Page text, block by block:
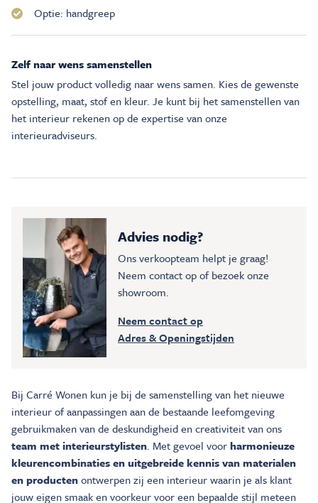
Optie: handgreep
Zelf naar wens samenstellen
Stel jouw product volledig naar wens samen. Kies de gewenste
opstelling, maat, stof en kleur. Je kunt bij het samenstellen van
het interieur rekenen op de expertise van onze
interieuradviseurs.
Advies nodig?
Ons verkoopteam helpt je graag!
Neem contact op of bezoek onze
showroom.
Neem contact op
Adres & Openingstijden
Bij Carré Wonen kun je bij de samenstelling van het nieuwe
interieur of aanpassingen aan de bestaande leefomgeving
gebruikmaken van de deskundigheid en creativiteit van ons
team met interieurstylisten. Met gevoel voorharmonieuze
kleurencombinaties en uitgebreide kennis van materialen
en productenontwerpen zij een interieur waarin je als klant
jouw eigen smaak en voorkeur voor een bepaalde stijl meteen